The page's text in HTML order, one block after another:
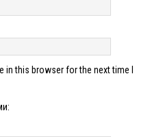
in this browser for the next time I